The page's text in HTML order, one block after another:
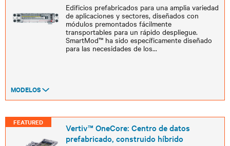
Edificios prefabricados para una amplia variedad
de aplicaciones y sectores, diseñados con
módulos premontados fácilmente
transportables para un rápido despliegue.
SmartMod™ ha sido específicamente diseñado
para las necesidades de los...
MODELOS
FEATURED
Vertiv™ OneCore: Centro de datos
prefabricado, construido híbrido